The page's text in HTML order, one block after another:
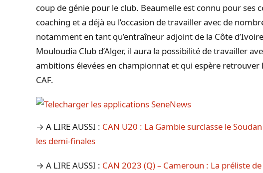
coup de génie pour le club. Beaumelle est connu pour ses
coaching et a déjà eu l’occasion de travailler avec de
notamment en tant qu’entraîneur adjoint de la Côte
Mouloudia Club d’Alger, il aura la possibilité de travailler
ambitions élevées en championnat et qui espère retrouver
CAF.
→ A LIRE AUSSI : CAN U20 : La Gambie surclasse le
les demi-finales
→ A LIRE AUSSI : CAN 2023 (Q) – Cameroun : La préliste